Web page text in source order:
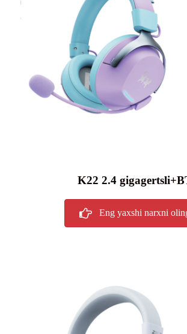
K22 2.4
Eng yaxshi narxni